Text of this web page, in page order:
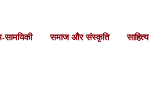
सामयिकी समाज और संस्कृति साहित्‍य